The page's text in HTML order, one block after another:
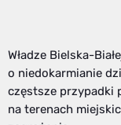
Władze Bielska-
o niedokarmianie
częstsze przypadki
na terenach